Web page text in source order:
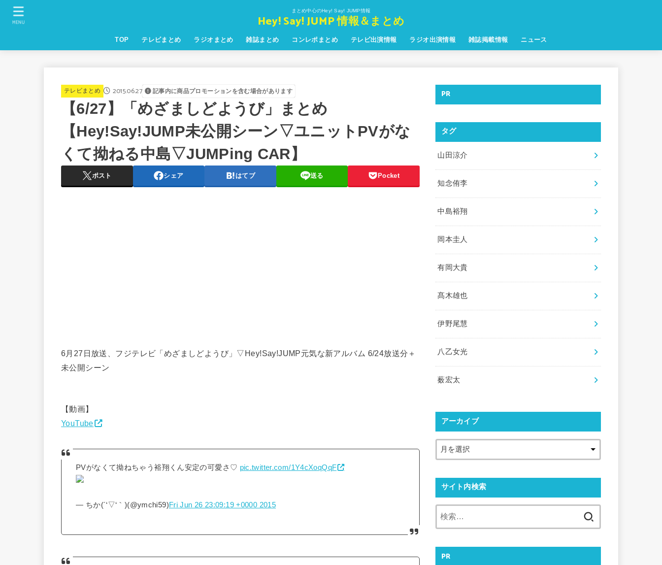
まとめ中心のHey! Say! JUMP情報
Hey! Say! JUMP 情報＆まとめ
TOP テレビまとめ ラジオまとめ 雑誌まとめ コンレポまとめ テレビ出演情報 ラジオ出演情報 雑誌掲載情報 ニュース
MENU
テレビまとめ 2015.06.27 記事内に商品プロモーションを含む場合があります
【6/27】「めざましどようび」まとめ
【Hey!Say!JUMP未公開シーン▽ユニットPVがな
くて拗ねる中島▽JUMPing CAR】
ポスト シェア はてブ 送る Pocket
6月27日放送、フジテレビ「めざましどようび」▽Hey!Say!JUMP元気な新アルバム 6/24放送分＋
未公開シーン
【動画】
YouTube
PVがなくて拗ねちゃう裕翔くん安定の可愛さ♡ pic.twitter.com/1Y4cXoqQqF
— ちか(´‘▽‘｀)(@ymchi59)Fri Jun 26 23:09:19 +0000 2015
PR
タグ
山田涼介
知念侑李
中島裕翔
岡本圭人
有岡大貴
髙木雄也
伊野尾慧
八乙女光
薮宏太
アーカイブ
サイト内検索
PR